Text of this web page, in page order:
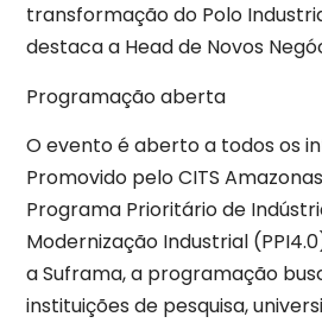
transformação do Polo
destaca a Head de Novos
Programação aberta
O evento é aberto a todos os
Promovido pelo CITS
Programa Prioritário de
Modernização Industrial
a Suframa, a programação
instituições de pesquisa,